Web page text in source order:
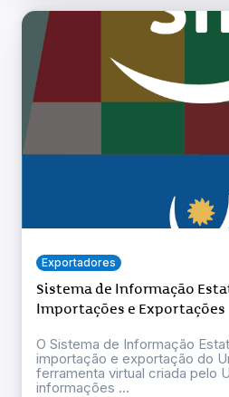
Exportadores
Sistema de Informação
Importações e Exportações
O Sistema de Informação
importação e exportação do
ferramenta virtual criada pelo
informações ...